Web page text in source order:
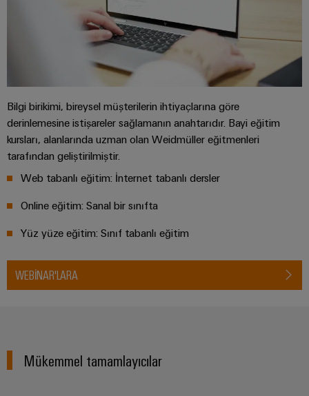
Bilgi birikimi, bireysel müşterilerin ihtiyaçlarına göre
derinlemesine istişareler sağlamanın anahtarıdır. Bayi eğitim
kursları, alanlarında uzman olan Weidmüller eğitmenleri
tarafından geliştirilmiştir.
Web tabanlı eğitim: İnternet tabanlı dersler
Online eğitim: Sanal bir sınıfta
Yüz yüze eğitim: Sınıf tabanlı eğitim
WEBINAR'LARA
Mükemmel tamamlayıcılar